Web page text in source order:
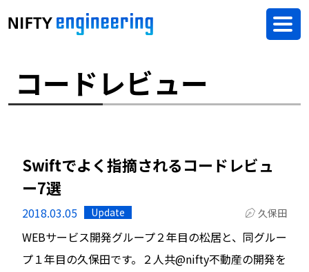
コードレビュー
Swiftでよく指摘されるコードレビュ
ー7選
2018.03.05 Update 久保田
WEBサービス開発グループ２年目の松居と、同グルー
プ１年目の久保田です。２人共@nifty不動産の開発を